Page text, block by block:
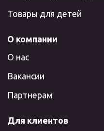
Товары для детей
О компании
О нас
Вакансии
Партнерам
Для клиентов